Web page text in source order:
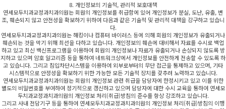
8. 개인정보의 기술적, 관리적 보호대책
연세모두치과교정과치과의원는 회원의 개인정보를 취급함에 있어 개인정보가 분실, 도난, 유출, 변
조, 훼손되지 않고 안전성을 확보하기 위하여 다음과 같은 기술적 및 관리적 대책을 강구하고 있습니
다.
연세모두치과교정과치과의원는 해킹이나 컴퓨터 바이러스 등에 의해 회원의 개인정보가 유출되거나
훼손되는 것을 막기 위해 최선을 다하고 있습니다. 개인정보의 훼손에 대비해서 자료를 수시로 백업
하고 있고 최신 백신프로그램을 이용하여 회원의 개인정보나 자료가 유출되거나 손상되지 않도록 방
지하고 있으며 암호 알고리즘 등을 통하여 네트워크상에서 개인정보를 안전하게 전송할 수 있도록 하
고 있습니다. 그리고 침입차단시스템을 이용하여 외부로부터의 무단 접근을 통제하고 있으며, 기타
시스템적으로 안정성을 확보하기 위한 가능한 모든 기술적 장치를 갖추려 노력하고 있습니다.
연세모두치과교정과치과의원는 회원의 개인정보 관련 취급을 담당자에 한정시키고 있고 이를 위한
별도의 비밀번호를 부여하여 정기적으로 갱신하고 있으며 담당자에 대한 수시 교육을 통하여 연세모
두치과교정과치과의원의 개인정보 처리(취급)방침의 준수를 항상 강조하고 있습니다.
그리고 사내 전담기구 등을 통하여 연세모두치과교정과치과의원의 개인정보 처리(취급)방침의 이행